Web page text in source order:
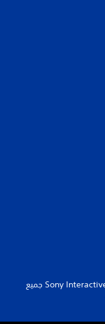
‏© 2026 Sony Interactive Entertainment Europe Ltd.‎ جميع